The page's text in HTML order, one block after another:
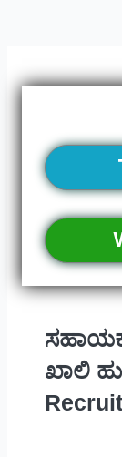
ಖಾಲಿ